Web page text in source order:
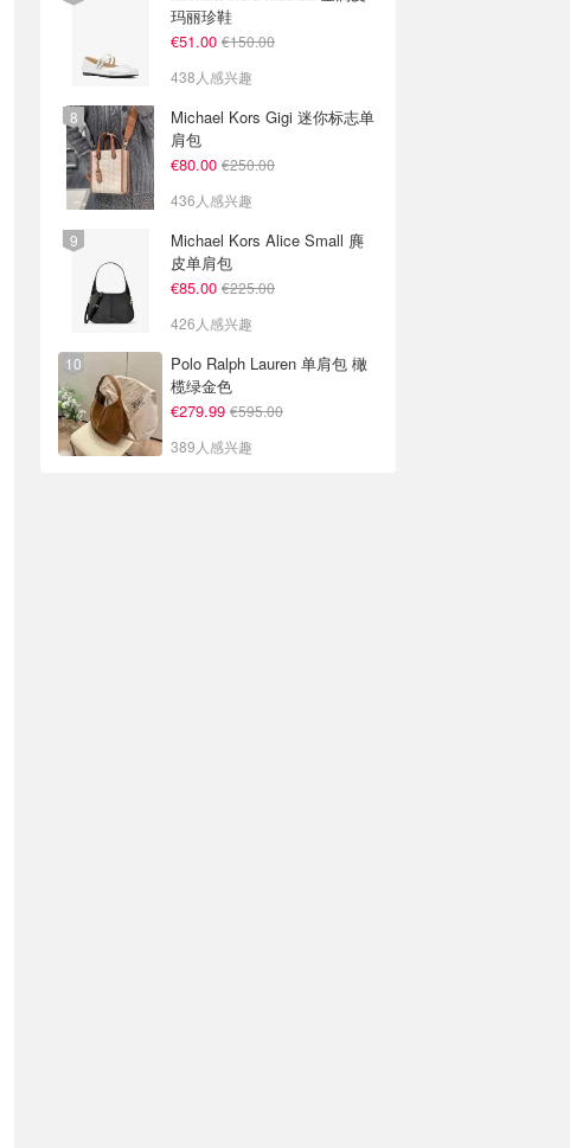
玛丽珍鞋
€51.00 €150.00
438人感兴趣
Michael Kors Gigi 迷你标志单
肩包
€80.00 €250.00
436人感兴趣
Michael Kors Alice Small 麂
皮单肩包
€85.00 €225.00
426人感兴趣
Polo Ralph Lauren 单肩包 橄
榄绿金色
€279.99 €595.00
389人感兴趣